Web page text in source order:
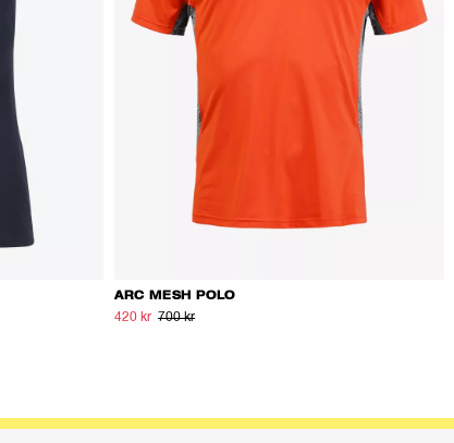
ARC MESH POLO
420 kr 700 kr